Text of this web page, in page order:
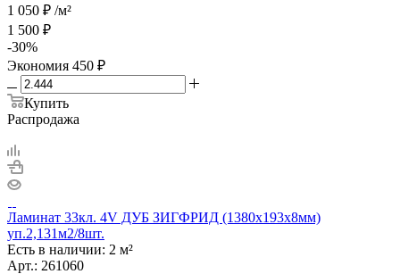
1 050 ₽ /м²
1 500 ₽
-30%
Экономия 450 ₽
Купить
Распродажа
Ламинат 33кл. 4V ДУБ ЗИГФРИД (1380х193х8мм)
уп.2,131м2/8шт.
Есть в наличии: 2 м²
Арт.: 261060